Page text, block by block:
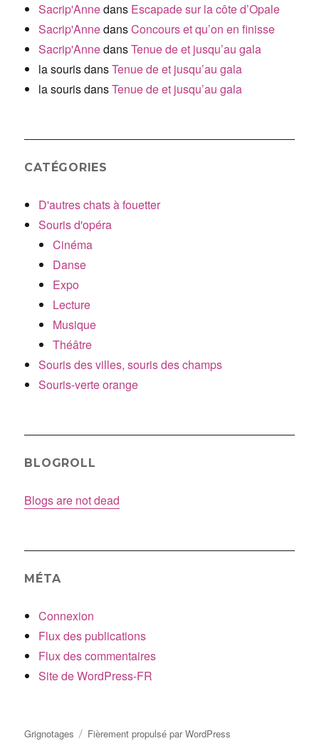
Sacrip'Annedans Escapade sur la côte d’Opale
Sacrip'AnnedansConcours et qu’on en finisse
Sacrip'AnnedansTenue de et jusqu’au gala
la sourisdansTenue de et jusqu’au gala
la sourisdansTenue de et jusqu’au gala
CATÉGORIES
D'autres chats à fouetter
Souris d'opéra
Cinéma
Danse
Expo
Lecture
Musique
Théâtre
Souris des villes, souris des champs
Souris-verte orange
BLOGROLL
Blogs are not dead
MÉTA
Connexion
Flux des publications
Flux des commentaires
Site de WordPress-FR
Grignotages Fièrement propulsé par WordPress